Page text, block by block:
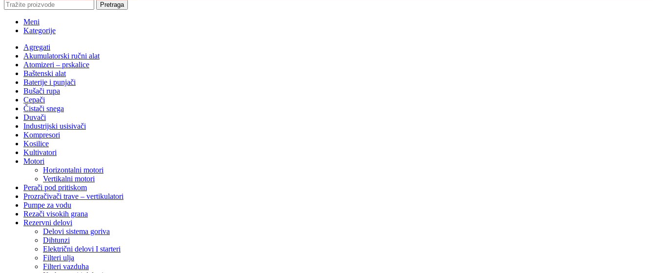
Pretraga
Meni
Kategorije
Agregati
Akumulatorski ručni alat
Atomizeri – prskalice
Baštenski alat
Baterije i punjači
Bušači rupa
Cepači
Čistači snega
Duvači
Industrijski usisivači
Kompresori
Kosilice
Kultivatori
Motori
Horizontalni motori
Vertikalni motori
Perači pod pritiskom
Prozračivači trave – vertikulatori
Pumpe za vodu
Rezači visokih grana
Rezervni delovi
Delovi sistema goriva
Dihtunzi
Električni delovi I starteri
Filteri ulja
Filteri vazduha